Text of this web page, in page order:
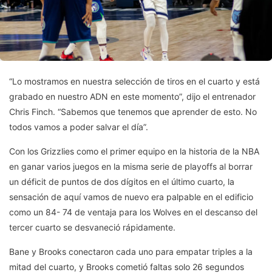
“Lo mostramos en nuestra selección de tiros en el cuarto y está
grabado en nuestro ADN en este momento”, dijo el entrenador
Chris Finch. “Sabemos que tenemos que aprender de esto. No
todos vamos a poder salvar el día”.
Con los Grizzlies como el primer equipo en la historia de la NBA
en ganar varios juegos en la misma serie de playoffs al borrar
un déficit de puntos de dos dígitos en el último cuarto, la
sensación de aquí vamos de nuevo era palpable en el edificio
como un 84- 74 de ventaja para los Wolves en el descanso del
tercer cuarto se desvaneció rápidamente.
Bane y Brooks conectaron cada uno para empatar triples a la
mitad del cuarto, y Brooks cometió faltas solo 26 segundos